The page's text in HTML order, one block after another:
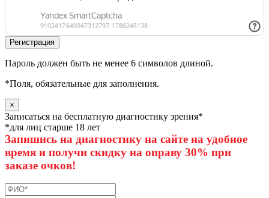
Пароль должен быть не менее 6 символов длиной.
*Поля, обязательные для заполнения.
×
Записаться на бесплатную диагностику зрения*
*для лиц старше 18 лет
Запишись на диагностику на сайте на удобное
время и получи скидку на оправу 30% при
заказе очков!